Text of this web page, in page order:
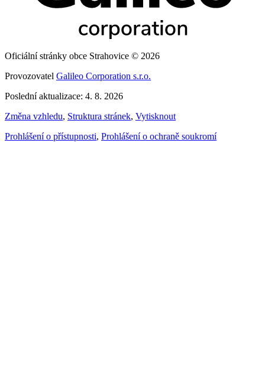
Oficiální stránky obce Strahovice © 2026
Provozovatel Galileo Corporation s.r.o.
Poslední aktualizace: 4. 8. 2026
Změna vzhledu, Struktura stránek, Vytisknout
Prohlášení o přístupnosti, Prohlášení o ochraně soukromí